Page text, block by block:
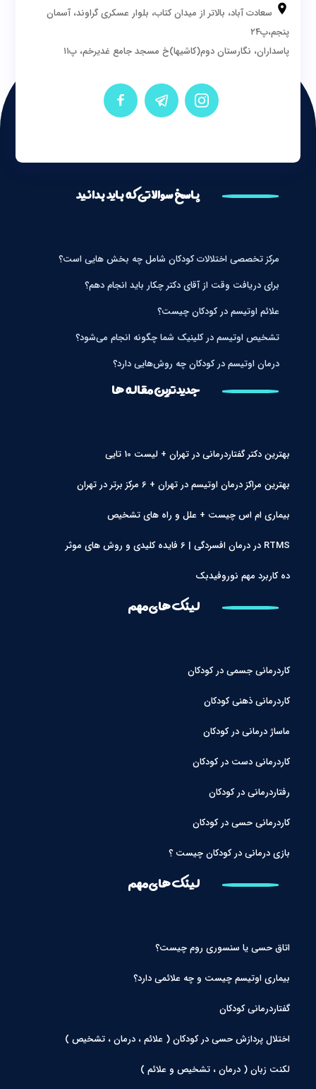
سعادت آباد، بالاتر از میدان کتاب، بلوار عسکری گراوند، آسمان
پنجم،پ۲۴
پاسداران، نگارستان دوم(کاشیها)خ مسجد جامع غدیرخم، پ۱۱
پاسخ سوالاتی که باید بدانید
مرکز تخصصی اختلالات کودکان شامل چه بخش هایی است؟
برای دریافت وقت از آقای دکتر چکار باید انجام دهم؟
علائم اوتیسم در کودکان چیست؟
تشخیص اوتیسم در کلینیک شما چگونه انجام می‌شود؟
درمان اوتیسم در کودکان چه روش‌هایی دارد؟
جدیدترین مقاله ها
بهترین دکتر گفتاردرمانی در تهران + لیست 10 تایی
بهترین مراکز درمان اوتیسم در تهران + 6 مرکز برتر در تهران
بیماری ام اس چیست + علل و راه های تشخیص
RTMS در درمان افسردگی | 6 فایده کلیدی و روش های موثر
ده کاربرد مهم نوروفیدبک
لینک های مهم
کاردرمانی جسمی در کودکان
کاردرمانی ذهنی کودکان
ماساژ درمانی در کودکان
کاردرمانی دست در کودکان
رفتاردرمانی در کودکان
کاردرمانی حسی در کودکان
بازی درمانی در کودکان چیست ؟
لینک های مهم
اتاق حسی یا سنسوری روم چیست؟
بیماری اوتیسم چیست و چه علائمی دارد؟
گفتاردرمانی کودکان
اختلال پردازش حسی در کودکان ( علائم ، درمان ، تشخیص )
لکنت زبان ( درمان ، تشخیص و علائم )